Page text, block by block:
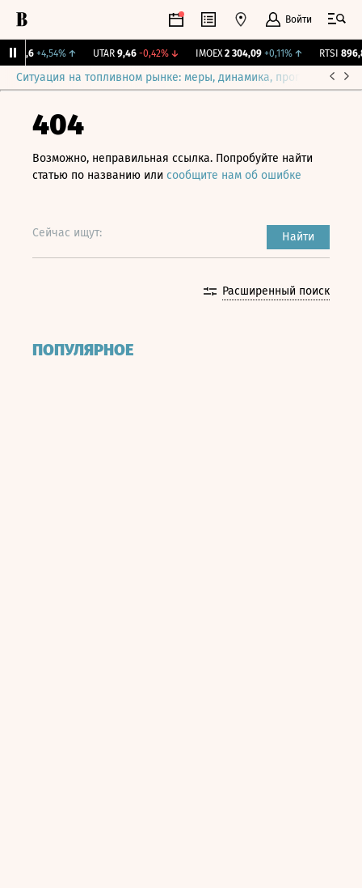
Войти
+4,54%↑ UTAR 9,46 -0,42%↓ IMOEX 2 304,09 +0,11% ↑ RTSI 896,88
Ситуация на топливном рынке: меры, динамика, прогнозы
404
Возможно, неправильная ссылка. Попробуйте найти
статью по названию или сообщите нам об ошибке
Сейчас ищут: Найти
Расширенный поиск
ПОПУЛЯРНОЕ